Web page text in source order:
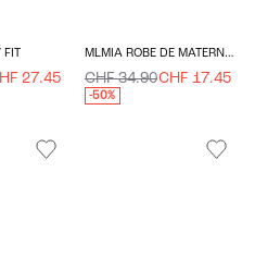
27.45
MLMIA ROBE DE MATERNITÉ
CHF 34.90CHF 17.45
-50%